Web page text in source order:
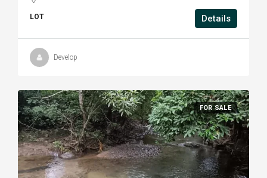
LOT Details
Develop
FOR SALE